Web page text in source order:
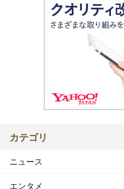
カテゴリ
ニュース
エンタメ